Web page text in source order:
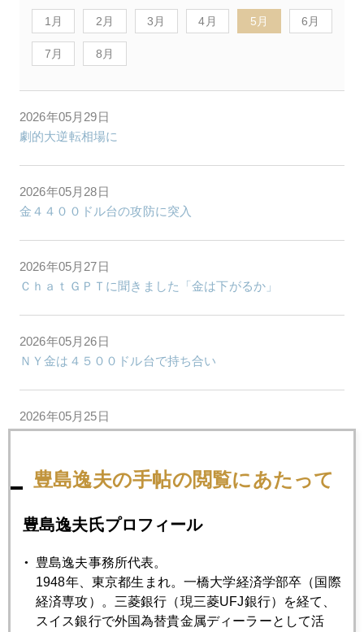
1月 2月 3月 4月 5月 6月
7月 8月
2026年05月29日
劇的大逆転相場に
2026年05月28日
金４４００ドル台の攻防に突入
2026年05月27日
ＣｈａｔＧＰＴに聞きました「金は下がるか」
2026年05月26日
ＮＹ金は４５００ドル台で持ち合い
2026年05月25日
金密輸激増
2026年05月22日
2026年05月21日
トランプ氏の一言で金４５００ドル台に急反発
豊島逸夫の手帖の閲覧にあたって
豊島逸夫氏プロフィール
豊島逸夫事務所代表。
1948年、東京都生まれ。一橋大学経済学部卒（国際
経済専攻）。三菱銀行（現三菱UFJ銀行）を経て、
スイス銀行で外国為替貴金属ディーラーとして活